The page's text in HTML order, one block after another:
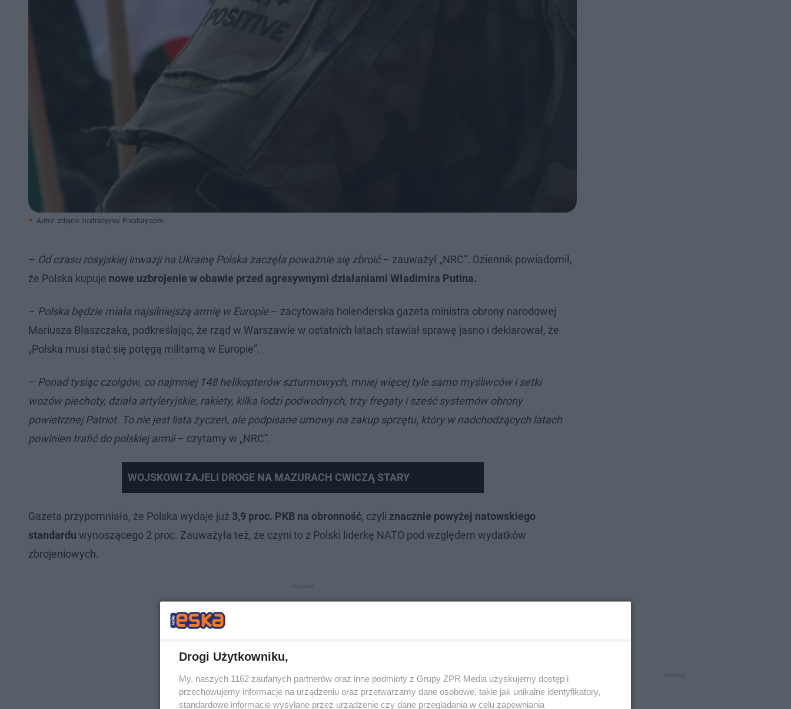
Autor: zdjęcie ilustracyjne/ Pixabay.com
– Od czasu rosyjskiej inwazji na Ukrainę Polska zaczęła poważnie się zbroić– zauważył „NRC”. Dziennik powiadomił,
że Polska kupuje nowe uzbrojenie w obawie przed agresywnymi działaniami Władimira Putina.
– Polska będzie miała najsilniejszą armię w Europie – zacytowała holenderska gazeta ministra obrony narodowej
Mariusza Błaszczaka, podkreślając, że rząd w Warszawie w ostatnich latach stawiał sprawę jasno i deklarował, że
„Polska musi stać się potęgą militarną w Europie”.
– Ponad tysiąc czołgów, co najmniej 148 helikopterów szturmowych, mniej więcej tyle samo myśliwców i setki
wozów piechoty, działa artyleryjskie, rakiety, kilka łodzi podwodnych, trzy fregaty i sześć systemów obrony
powietrznej Patriot. To nie jest lista życzeń, ale podpisane umowy na zakup sprzętu, który w nadchodzących latach
powinien trafić do polskiej armii– czytamy w „NRC”.
WOJSKOWI ZAJELI DROGE NA MAZURACH CWICZĄ STARY
Gazeta przypomniała, że Polska wydaje już 3,9 proc. PKB na obronność, czyli znacznie powyżej natowskiego
standardu wynoszącego 2 proc. Zauważyła też, że czyni to z Polski liderkę NATO pod względem wydatków
zbrojeniowych.
Drogi Użytkowniku,
My, naszych 1162 zaufanych partnerów oraz inne podmioty z Grupy ZPR Media uzyskujemy dostęp i
przechowujemy informacje na urządzeniu oraz przetwarzamy dane osobowe, takie jak unikalne identyfikatory,
standardowe informacje wysyłane przez urządzenie czy dane przeglądania w celu zapewniania